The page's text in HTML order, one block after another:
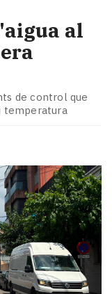
al
de control que
temperatura